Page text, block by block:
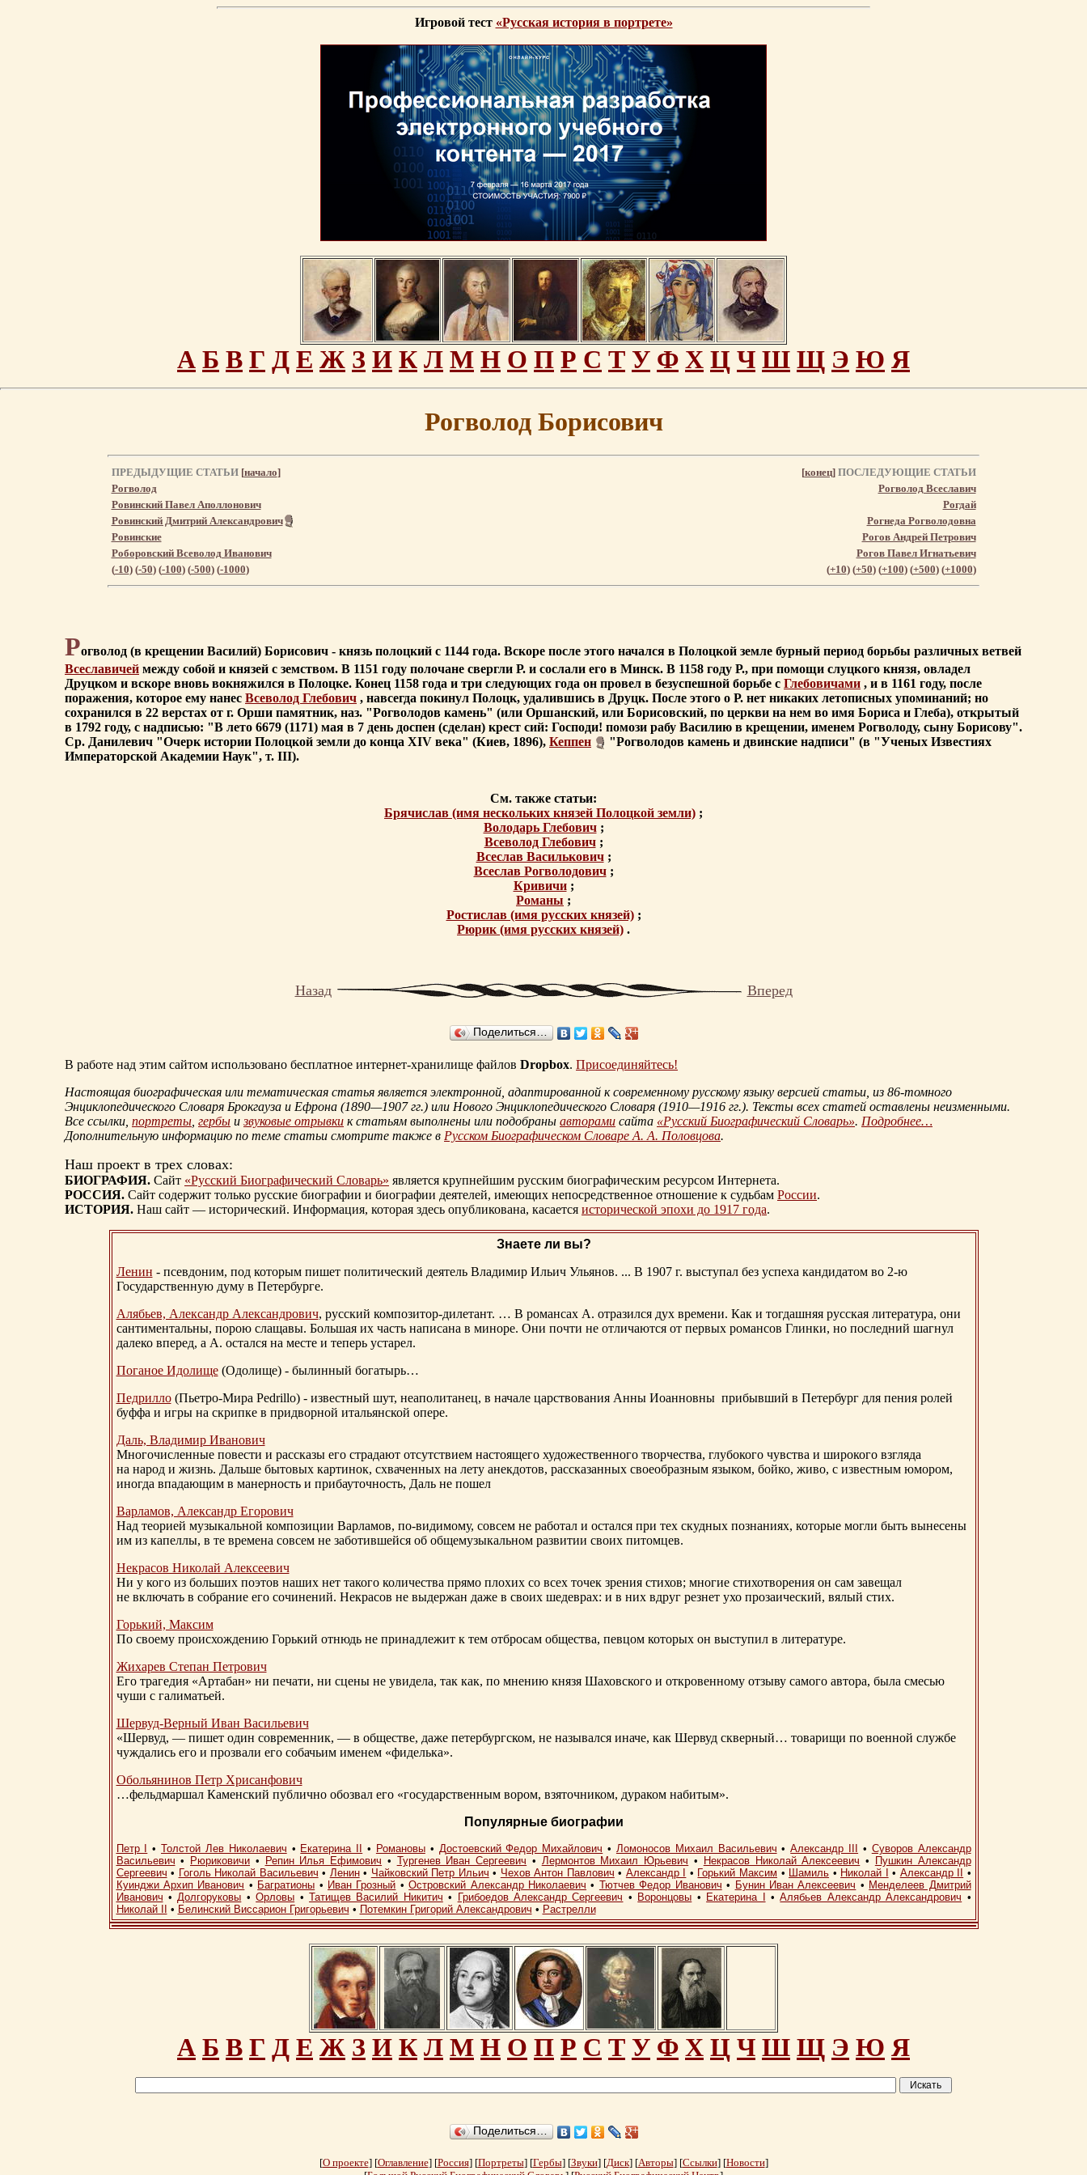
Игровой тест «Русская история в портрете»
А Б В Г Д Е Ж З И К Л М Н О П Р С Т У Ф Х Ц Ч Ш Щ Э Ю Я
Рогволод Борисович
ПРЕДЫДУЩИЕ СТАТЬИ [начало] [конец]ПОСЛЕДУЮЩИЕ СТАТЬИ
Рогволод
Рогволод Всеславич
Ровинский Павел Аполлонович
Рогдай
Ровинский Дмитрий Александрович
Рогнеда Рогволодовна
Ровинские
Рогов Андрей Петрович
Роборовский Всеволод Иванович
Рогов Павел Игнатьевич
(-10) (-50) (-100) (-500) (-1000) (+10) (+50) (+100) (+500) (+1000)
Рогволод (в крещении Василий) Борисович - князь полоцкий с 1144 года. Вскоре после этого начался в Полоцкой земле бурный период борьбы различных ветвей
Всеславичей между собой и князей с земством. В 1151 году полочане свергли Р. и сослали его в Минск. В 1158 году Р., при помощи слуцкого князя, овладел
Друцком и вскоре вновь вокняжился в Полоцке. Конец 1158 года и три следующих года он провел в безуспешной борьбе с Глебовичами , и в 1161 году, после
поражения, которое ему нанес Всеволод Глебович , навсегда покинул Полоцк, удалившись в Друцк. После этого о Р. нет никаких летописных упоминаний; но
сохранился в 22 верстах от г. Орши памятник, наз. "Рогволодов камень" (или Оршанский, или Борисовский, по церкви на нем во имя Бориса и Глеба), открытый
в 1792 году, с надписью: "В лето 6679 (1171) мая в 7 день доспен (сделан) крест сий: Господи! помози рабу Василию в крещении, именем Рогволоду, сыну Борисову".
Ср. Данилевич "Очерк истории Полоцкой земли до конца XIV века" (Киев, 1896), Кеппен
"Рогволодов камень и двинские надписи" (в "Ученых Известиях
Императорской Академии Наук", т. III).
См. также статьи:
Брячислав (имя нескольких князей Полоцкой земли) ;
Володарь Глебович;
Всеволод Глебович;
Всеслав Василькович;
Всеслав Рогволодович;
Кривичи;
Романы ;
Ростислав (имя русских князей);
Рюрик (имя русских князей) .
Назад Вперед
Поделиться…
В работе над этим сайтом использовано бесплатное интернет-хранилище файлов Dropbox. Присоединяйтесь!
Настоящая биографическая или тематическая статья является электронной, адаптированной к современному русскому языку версией статьи, из 86-томного
Энциклопедического Словаря Брокгауза и Ефрона (1890—1907 гг.) или Нового Энциклопедического Словаря (1910—1916 гг.). Тексты всех статей оставлены неизменными.
Все ссылки, портреты гербы и звуковые отрывки к статьям выполнены или подобраны авторами сайта «Русский Биографический Словарь». Подробнее…
Дополнительную информацию по теме статьи смотрите также в Русском Биографическом Словаре А. А. Половцова.
Наш проект в трех словах:
БИОГРАФИЯ. Сайт «Русский Биографический Словарь» является крупнейшим русским биографическим ресурсом Интернета.
РОССИЯ. Сайт содержит только русские биографии и биографии деятелей, имеющих непосредственное отношение к судьбам России.
ИСТОРИЯ. Наш сайт — исторический. Информация, которая здесь опубликована, касается исторической эпохи до 1917 года.
Знаете ли вы?
Ленин - псевдоним, под которым пишет политический деятель Владимир Ильич Ульянов. ... В 1907 г. выступал без успеха кандидатом во 2-ю
Государственную думу в Петербурге.
Алябьев, Александр Александрович, русский композитор-дилетант. … В романсах А. отразился дух времени. Как и тогдашняя русская литература, они
сантиментальны, порою слащавы. Большая их часть написана в миноре. Они почти не отличаются от первых романсов Глинки, но последний шагнул
далеко вперед, а А. остался на месте и теперь устарел.
Поганое Идолище(Одолище) - былинный богатырь…
Педрилло(Пьетро-Мира Pedrillo) - известный шут, неаполитанец, в начале царствования Анны Иоанновны прибывший в Петербург для пения ролей
буффа и игры на скрипке в придворной итальянской опере.
Даль, Владимир Иванович
Многочисленные повести и рассказы его страдают отсутствием настоящего художественного творчества, глубокого чувства и широкого взгляда
на народ и жизнь. Дальше бытовых картинок, схваченных на лету анекдотов, рассказанных своеобразным языком, бойко, живо, с известным юмором,
иногда впадающим в манерность и прибауточность, Даль не пошел
Варламов, Александр Егорович
Над теорией музыкальной композиции Варламов, по-видимому, совсем не работал и остался при тех скудных познаниях, которые могли быть вынесены
им из капеллы, в те времена совсем не заботившейся об общемузыкальном развитии своих питомцев.
Некрасов Николай Алексеевич
Ни у кого из больших поэтов наших нет такого количества прямо плохих со всех точек зрения стихов; многие стихотворения он сам завещал
не включать в собрание его сочинений. Некрасов не выдержан даже в своих шедеврах: и в них вдруг резнет ухо прозаический, вялый стих.
Горький, Максим
По своему происхождению Горький отнюдь не принадлежит к тем отбросам общества, певцом которых он выступил в литературе.
Жихарев Степан Петрович
Его трагедия «Артабан» ни печати, ни сцены не увидела, так как, по мнению князя Шаховского и откровенному отзыву самого автора, была смесью
чуши с галиматьей.
Шервуд-Верный Иван Васильевич
«Шервуд, — пишет один современник, — в обществе, даже петербургском, не назывался иначе, как Шервуд скверный… товарищи по военной службе
чуждались его и прозвали его собачьим именем «фиделька».
Обольянинов Петр Хрисанфович
…фельдмаршал Каменский публично обозвал его «государственным вором, взяточником, дураком набитым».
Популярные биографии
Петр I •Толстой Лев Николаевич • Екатерина II • Романовы• Достоевский Федор Михайлович • Ломоносов Михаил Васильевич •Александр III • Суворов Александр
Васильевич • Рюриковичи • Репин Илья Ефимович • Тургенев Иван Сергеевич • Лермонтов Михаил Юрьевич • Некрасов Николай Алексеевич • Пушкин Александр
Сергеевич • Гоголь Николай Васильевич • Ленин• Чайковский Петр Ильич • Чехов Антон Павлович • Александр I • Горький Максим • Шамиль • Николай I • Александр II •
Куинджи Архип Иванович • Багратионы • Иван Грозный •Островский Александр Николаевич • Тютчев Федор Иванович • Бунин Иван Алексеевич • Менделеев Дмитрий
Иванович • Долгоруковы •Орловы • Татищев Василий Никитич • Грибоедов Александр Сергеевич • Воронцовы • Екатерина I •Алябьев Александр Александрович •
Николай II • Белинский Виссарион Григорьевич • Потемкин Григорий Александрович • Растрелли
А Б В Г Д Е Ж З И К Л М Н О П Р С Т У Ф Х Ц Ч Ш Щ Э Ю Я
Поделиться…
[О проекте] [Оглавление] [Россия] [Портреты] [Гербы] [Звуки] [Диск] [Авторы] [Ссылки] [Новости]